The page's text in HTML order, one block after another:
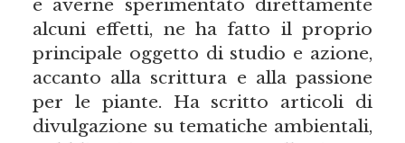
e averne sperimentato direttamente
alcuni effetti, ne ha fatto il proprio
principale oggetto di studio e azione,
accanto alla scrittura e alla passione
per le piante. Ha scritto articoli di
divulgazione su tematiche ambientali,